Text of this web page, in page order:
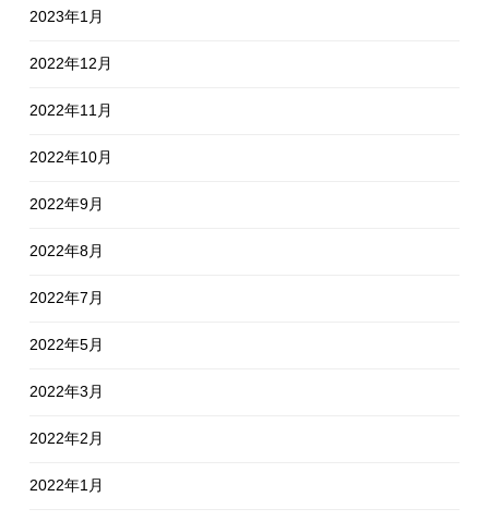
2023年1月
2022年12月
2022年11月
2022年10月
2022年9月
2022年8月
2022年7月
2022年5月
2022年3月
2022年2月
2022年1月